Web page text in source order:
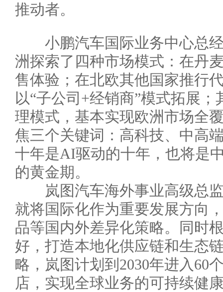
推动者。
小鹏汽车国际业务中心总经
洲探索了四种市场模式：在丹
售体验；在北欧其他国家推行
以“子公司+经销商”模式拓展
理模式，基本实现欧洲市场全
焦三个关键词：高科技、中高
十年是AI驱动的十年，也将是
的黄金期。
岚图汽车海外事业高级总监
就将国际化作为重要发展方向
品等国内外差异化策略。同时
好，打造本地化供应链和生态
略，岚图计划到2030年进入60
店，实现全球业务的可持续健